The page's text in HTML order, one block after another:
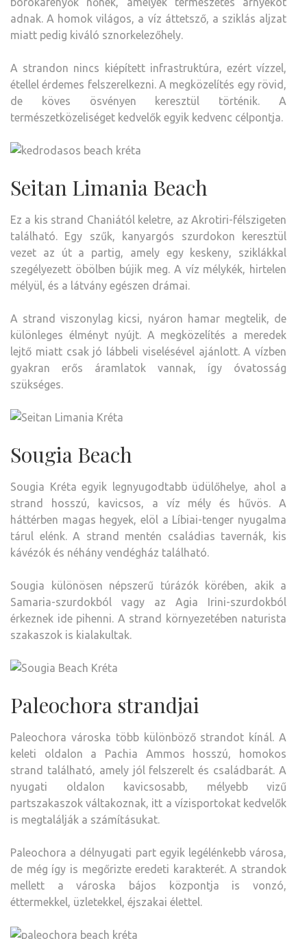
adnak. A homok világos, a víz áttetsző, a sziklás aljzat
miatt pedig kiváló sznorkelezőhely.
A strandon nincs kiépített infrastruktúra, ezért vízzel,
étellel érdemes felszerelkezni. A megközelítés egy rövid,
de köves ösvényen keresztül történik. A
természetközeliséget kedvelők egyik kedvenc célpontja.
Seitan Limania Beach
Ez a kis strand Chaniától keletre, az Akrotiri-félszigeten
található. Egy szűk, kanyargós szurdokon keresztül
vezet az út a partig, amely egy keskeny, sziklákkal
szegélyezett öbölben bújik meg. A víz mélykék, hirtelen
mélyül, és a látvány egészen drámai.
A strand viszonylag kicsi, nyáron hamar megtelik, de
különleges élményt nyújt. A megközelítés a meredek
lejtő miatt csak jó lábbeli viselésével ajánlott. A vízben
gyakran erős áramlatok vannak, így óvatosság
szükséges.
Sougia Beach
Sougia Kréta egyik legnyugodtabb üdülőhelye, ahol a
strand hosszú, kavicsos, a víz mély és hűvös. A
háttérben magas hegyek, elöl a Líbiai-tenger nyugalma
tárul elénk. A strand mentén családias tavernák, kis
kávézók és néhány vendégház található.
Sougia különösen népszerű túrázók körében, akik a
Samaria-szurdokból vagy az Agia Irini-szurdokból
érkeznek ide pihenni. A strand környezetében naturista
szakaszok is kialakultak.
Paleochora strandjai
Paleochora városka több különböző strandot kínál. A
keleti oldalon a Pachia Ammos hosszú, homokos
strand található, amely jól felszerelt és családbarát. A
nyugati oldalon kavicsosabb, mélyebb vizű
partszakaszok váltakoznak, itt a vízisportokat kedvelők
is megtalálják a számításukat.
Paleochora a délnyugati part egyik legélénkebb városa,
de még így is megőrizte eredeti karakterét. A strandok
mellett a városka bájos központja is vonzó,
éttermekkel, üzletekkel, éjszakai élettel.